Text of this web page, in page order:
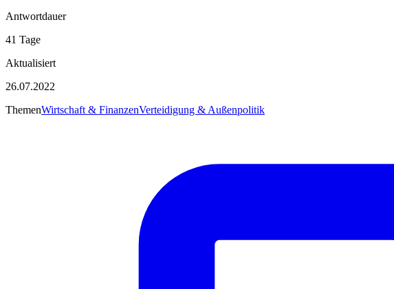
Antwortdauer
41 Tage
Aktualisiert
26.07.2022
ThemenWirtschaft & FinanzenVerteidigung & Außenpolitik